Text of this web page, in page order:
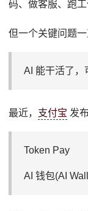
码、做客服、跑工
但一个关键问题一
AI 能干活了，
最近， 支付宝 发
Token Pay
AI 钱包(AI